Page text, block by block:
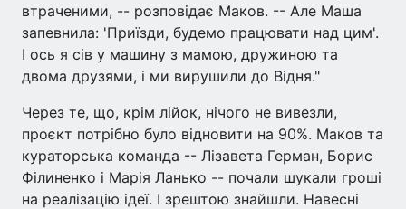
втраченими, -- розповідає Маков. -- Але Маша
запевнила: 'Приїзди, будемо працювати над цим'.
І ось я сів у машину з мамою, дружиною та
двома друзями, і ми вирушили до Відня."
Через те, що, крім лійок, нічого не вивезли,
проєкт потрібно було відновити на 90%. Маков та
кураторська команда -- Лізавета Герман, Борис
Філиненко і Марія Ланько -- почали шукали гроші
на реалізацію ідеї. І зрештою знайшли. Навесні